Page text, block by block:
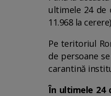
ultimele 24 de
11.968 la
Pe teritoriul
de persoane
carantină
În ultimele 24